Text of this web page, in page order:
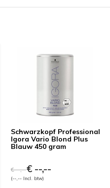
Schwarzkopf Professional
Igora Vario Blond Plus
Blauw 450 gram
€ --,--€ --,--
(--,-- Incl. btw)